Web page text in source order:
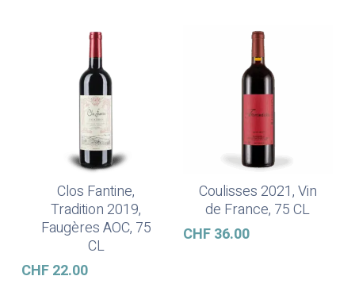
Ajouter Au Panier
Clos Fantine,
Tradition 2019,
Faugères AOC, 75
CL
CHF22.00
Lire La Suite
Coulisses 2021, Vin
de France, 75 CL
CHF36.00